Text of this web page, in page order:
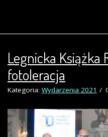
Legnicka
fotoleracja
Kategoria: Wydarzenia 2021